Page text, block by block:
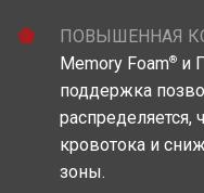
ПОВЫШЕННАЯ
Memory Foam® и
поддержка
распределяется,
кровотока и
зоны.